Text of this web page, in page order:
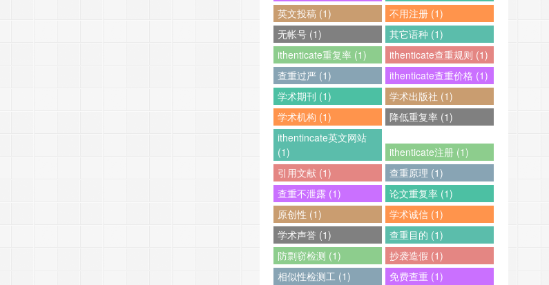
英文投稿 (1)
不用注册 (1)
无帐号 (1)
其它语种 (1)
ithenticate重复率 (1)
ithenticate查重规则 (1)
查重过严 (1)
ithenticate查重价格 (1)
学术期刊 (1)
学术出版社 (1)
学术机构 (1)
降低重复率 (1)
ithentincate英文网站
(1)
ithenticate注册 (1)
引用文献 (1)
查重原理 (1)
查重不泄露 (1)
论文重复率 (1)
原创性 (1)
学术诚信 (1)
学术声誉 (1)
查重目的 (1)
防剽窃检测 (1)
抄袭造假 (1)
相似性检测工 (1)
免费查重 (1)